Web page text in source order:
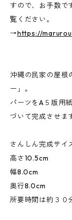
すので、お手数で
覧ください。
→https://
沖縄の民家の屋根
ー」。
パーツをA５版用
づいて完成させま
さんしん完成サイ
高さ10.5cm
幅8.0cm
奥行8.0cm
所要時間は約３０